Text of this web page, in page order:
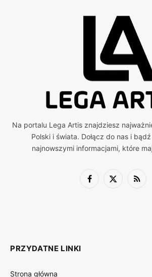
Na portalu Lega Artis znajdziesz
Polski i świata. Dołącz do nas i
najnowszymi informacjami, które
Facebook
X
RSS
PRZYDATNE LINKI
Strona główna